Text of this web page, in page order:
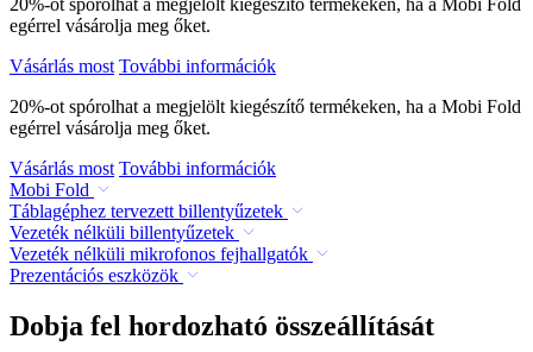
20%-ot spórolhat a megjelölt kiegészítő termékeken, ha a Mobi Fold
egérrel vásárolja meg őket.
Vásárlás most További információk
20%-ot spórolhat a megjelölt kiegészítő termékeken, ha a Mobi Fold
egérrel vásárolja meg őket.
Vásárlás most További információk
Mobi Fold
Táblagéphez tervezett billentyűzetek
Vezeték nélküli billentyűzetek
Vezeték nélküli mikrofonos fejhallgatók
Prezentációs eszközök
Dobja fel hordozható összeállítását